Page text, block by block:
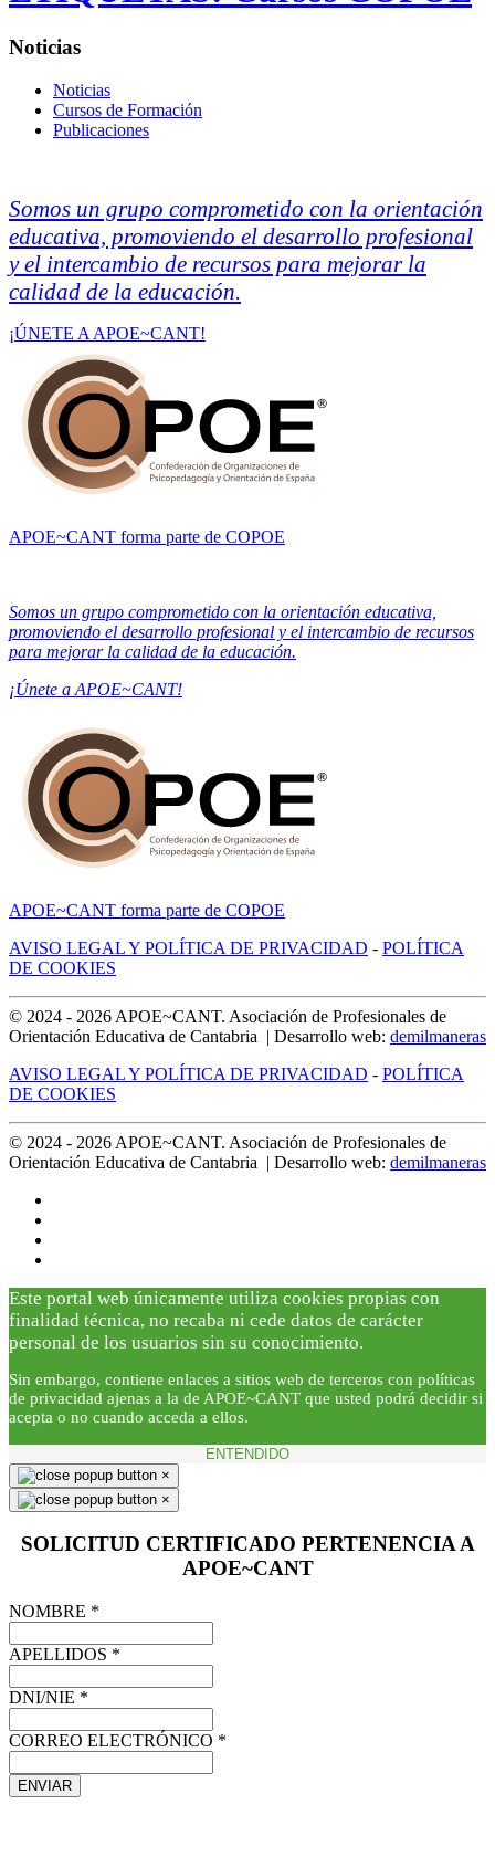
Noticias
Noticias
Cursos de Formación
Publicaciones
Somos un grupo comprometido con la orientación
educativa, promoviendo el desarrollo profesional
y el intercambio de recursos para mejorar la
calidad de la educación.
¡ÚNETE A APOE~CANT!
APOE~CANT forma parte de COPOE
Somos un grupo comprometido con la orientación educativa,
promoviendo el desarrollo profesional y el intercambio de recursos
para mejorar la calidad de la educación.
¡Únete a APOE~CANT!
APOE~CANT forma parte de COPOE
AVISO LEGAL Y POLÍTICA DE PRIVACIDAD - POLÍTICA
DE COOKIES
© 2024 - 2026 APOE~CANT. Asociación de Profesionales de
Orientación Educativa de Cantabria | Desarrollo web: demilmaneras
AVISO LEGAL Y POLÍTICA DE PRIVACIDAD - POLÍTICA
DE COOKIES
© 2024 - 2026 APOE~CANT. Asociación de Profesionales de
Orientación Educativa de Cantabria | Desarrollo web: demilmaneras
Este portal web únicamente utiliza cookies propias con
finalidad técnica, no recaba ni cede datos de carácter
personal de los usuarios sin su conocimiento.
Sin embargo, contiene enlaces a sitios web de terceros con políticas
de privacidad ajenas a la de APOE~CANT que usted podrá decidir si
acepta o no cuando acceda a ellos.
ENTENDIDO
×
×
SOLICITUD CERTIFICADO PERTENENCIA A
APOE~CANT
NOMBRE *
APELLIDOS *
DNI/NIE *
CORREO ELECTRÓNICO *
ENVIAR